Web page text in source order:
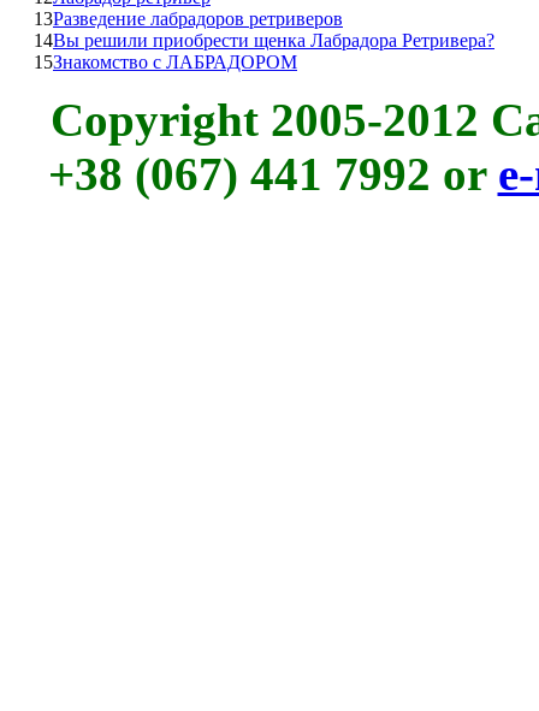
13Разведение лабрадоров ретриверов
14Вы решили приобрести щенка Лабрадора Ретривера?
15Знакомство с ЛАБРАДОРОМ
Copyright 2005-2012
+38 (067) 441 7992 or